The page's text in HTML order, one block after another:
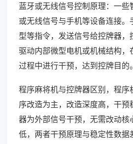
蓝牙或无线信号控制原理：一些
或无线信号与手机等设备连接。
型等指令，发送信号给控牌器，
驱动内部微型电机或机械结构，
过程中进行干预，达到控牌目的。
程序麻将机与控牌器区别，程序
序改造为主，改造深度高，干预
器为外部信号干预，无需改动核
低，两者干预原理与稳定性数据